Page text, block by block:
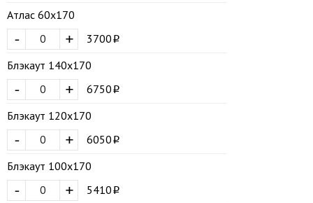
Атлас 60х170
+
-
3700
Блэкаут 140х170
+
-
6750
Блэкаут 120х170
+
-
6050
Блэкаут 100х170
+
-
5410